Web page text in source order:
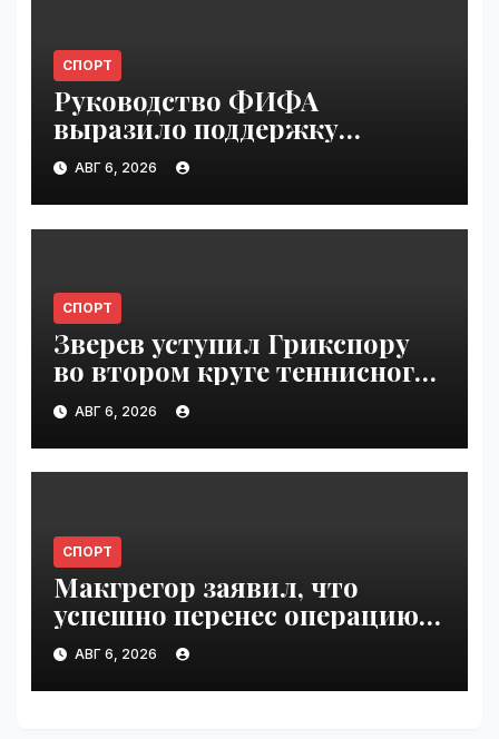
СПОРТ
Руководство ФИФА
выразило поддержку
Инфантино после его
извинения | VseTime.ru
АВГ 6, 2026
СПОРТ
Зверев уступил Грикспору
во втором круге теннисного
"Мастерса" в Монреале |
VseTime.ru
АВГ 6, 2026
СПОРТ
Макгрегор заявил, что
успешно перенес операцию
на ноге | VseTime.ru
АВГ 6, 2026